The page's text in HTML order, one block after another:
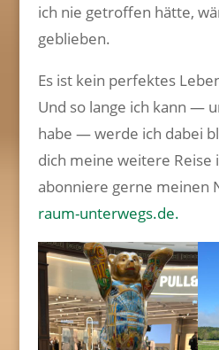
ich nie getroffen hätte,
geblieben.
Es ist kein perfektes
Und so lange ich kann —
habe — werde ich dabei
dich meine weitere Reise
abonniere gerne meinen
raum-unterwegs.de.